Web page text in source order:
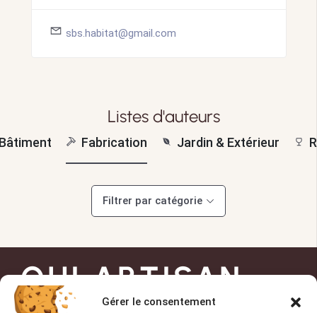
Gérer le consentement
sbs.habitat@gmail.com
Listes d'auteurs
Fabrication Jardin & Extérieur
Filtrer par catégorie
OUI ARTISAN